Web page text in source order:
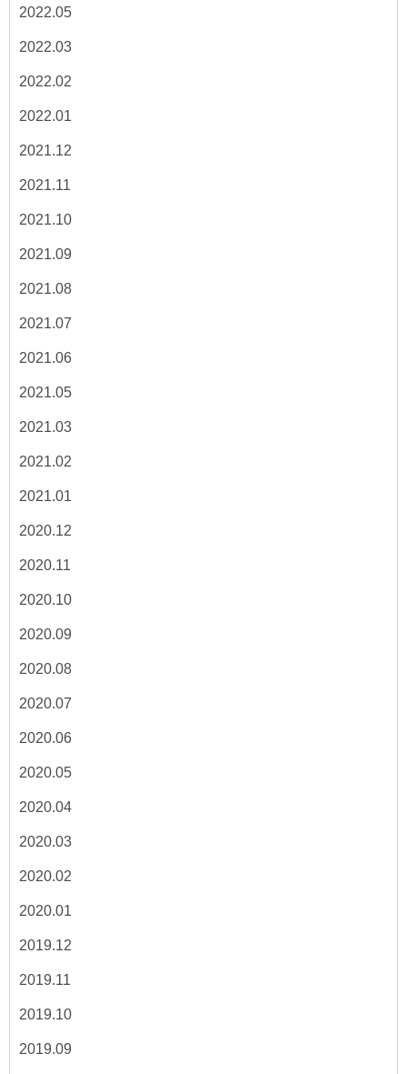
2022.05
2022.03
2022.02
2022.01
2021.12
2021.11
2021.10
2021.09
2021.08
2021.07
2021.06
2021.05
2021.03
2021.02
2021.01
2020.12
2020.11
2020.10
2020.09
2020.08
2020.07
2020.06
2020.05
2020.04
2020.03
2020.02
2020.01
2019.12
2019.11
2019.10
2019.09